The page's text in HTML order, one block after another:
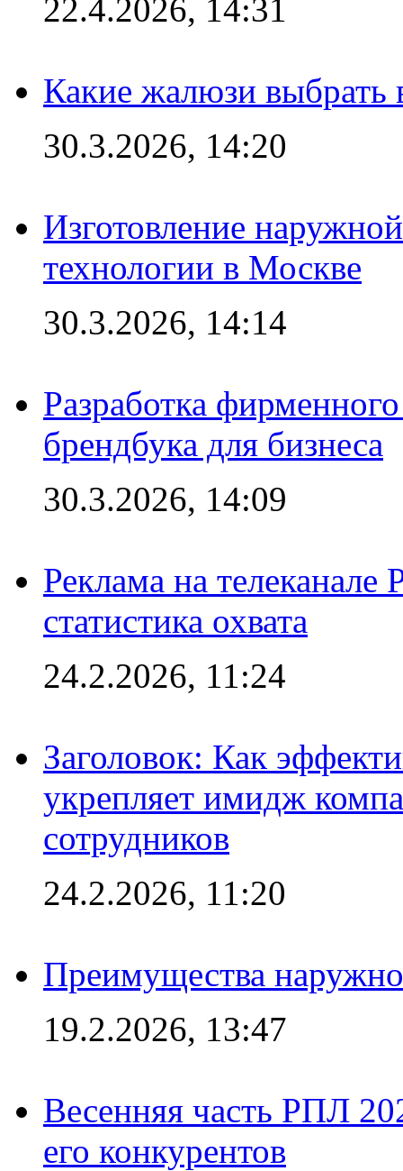
22.4.2026, 14:31
Какие жалюзи выбрать
30.3.2026, 14:20
Изготовление
технологии в Москве
30.3.2026, 14:14
Разработка
брендбука для бизнеса
30.3.2026, 14:09
Реклама на
статистика охвата
24.2.2026, 11:24
Заголовок: Как
укрепляет имидж
сотрудников
24.2.2026, 11:20
Преимущества
19.2.2026, 13:47
Весенняя часть РПЛ
его конкурентов